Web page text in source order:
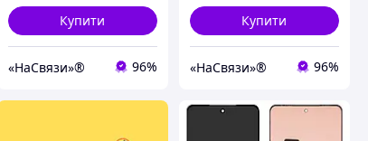
Купити
«НаСвязи»® 96%
Купити
«НаСвязи»® 96%